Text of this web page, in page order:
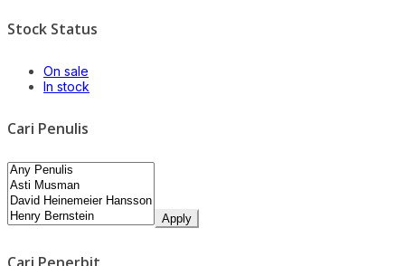
Stock Status
On sale
In stock
Cari Penulis
Apply